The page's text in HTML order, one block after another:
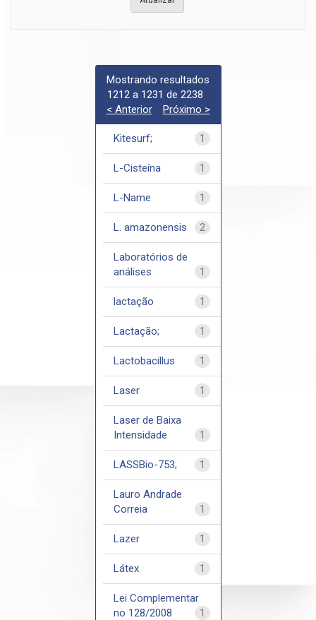
Mostrando resultados
1212 a 1231 de 2238
< Anterior
Próximo >
Kitesurf; 1
L-Cisteína 1
L-Name 1
L. amazonensis 2
Laboratórios de
análises
1
lactação 1
Lactação; 1
Lactobacillus 1
Laser 1
Laser de Baixa
Intensidade
1
LASSBio-753; 1
Lauro Andrade
Correia
1
Lazer 1
Látex 1
Lei Complementar
no 128/2008
1